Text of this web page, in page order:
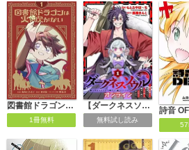
図書館ドラゴンは火を吹かない
1冊無料
【ダークネスソウル・オンライン】～『筋力極振り』で無双してたら、いつの間にか『魔王』に成り上がってました～
無料試し読み